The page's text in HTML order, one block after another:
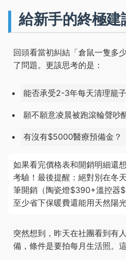
給新手的終極建
回頭看當初糾結「倉鼠一隻多
了問題。更該思考的是：
能否承受2-3年每天清理籠
願不願意凌晨被跑滾輪聲吵
有沒有$5000醫療預備金？
如果看完價格表和開銷明細還
考驗！最後提醒：絕對別在冬
筆開銷（陶瓷燈$390+溫控器
至少省下保暖費還能用天然陽光
突然想到，昨天在社團看到有
備，條件是要拍每月生活照。